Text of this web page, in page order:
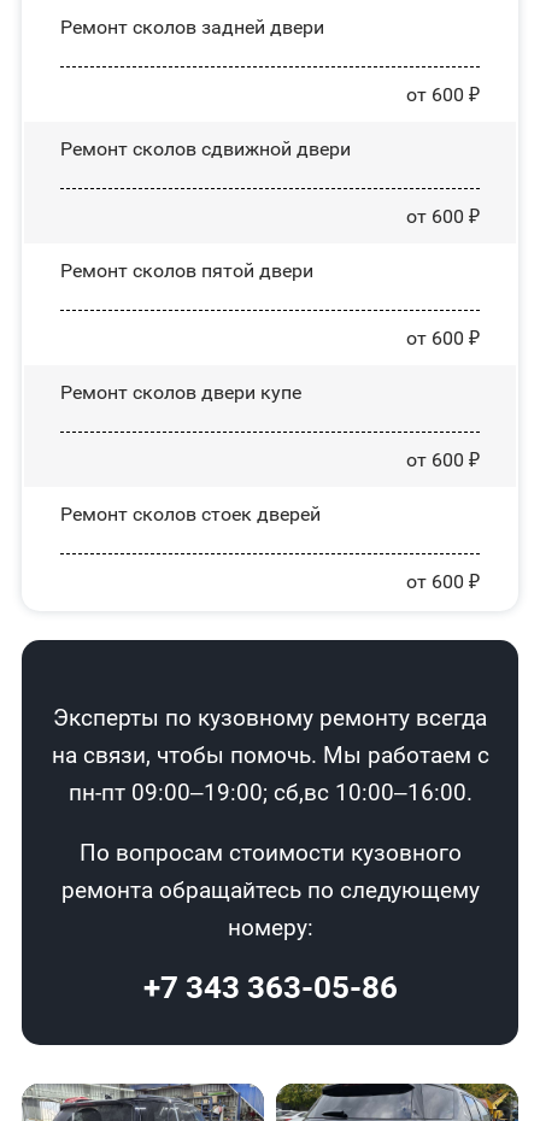
Ремонт сколов задней двери
от 600 ₽
Ремонт сколов сдвижной двери
от 600 ₽
Ремонт сколов пятой двери
от 600 ₽
Ремонт сколов двери купе
от 600 ₽
Ремонт сколов стоек дверей
от 600 ₽
Эксперты по кузовному ремонту всегда
на связи, чтобы помочь. Мы работаем с
пн-пт 09:00–19:00; сб,вс 10:00–16:00.
По вопросам стоимости кузовного
ремонта обращайтесь по следующему
номеру:
+7 343 363-05-86